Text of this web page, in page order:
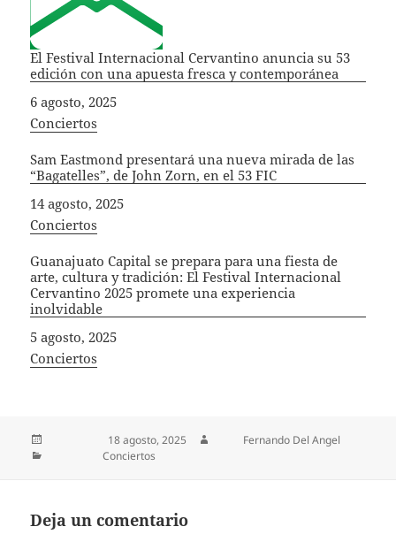
El Festival Internacional Cervantino anuncia su 53
edición con una apuesta fresca y contemporánea
Fecha
6 agosto, 2025
In relation to
Conciertos
Sam Eastmond presentará una nueva mirada de las
“Bagatelles”, de John Zorn, en el 53 FIC
Fecha
14 agosto, 2025
In relation to
Conciertos
Guanajuato Capital se prepara para una fiesta de
arte, cultura y tradición: El Festival Internacional
Cervantino 2025 promete una experiencia
inolvidable​
Fecha
5 agosto, 2025
In relation to
Conciertos
18 agosto, 2025
Fernando Del Angel
CategoríasConciertos
Deja un comentario